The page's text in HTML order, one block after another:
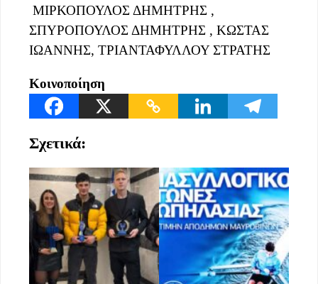
ΜΙΡΚΟΠΟΥΛΟΣ ΔΗΜΗΤΡΗΣ ,
ΣΠΥΡΟΠΟΥΛΟΣ ΔΗΜΗΤΡΗΣ , ΚΩΣΤΑΣ
ΙΩΑΝΝΗΣ, ΤΡΙΑΝΤΑΦΥΛΛΟΥ ΣΤΡΑΤΗΣ
Κοινοποίηση
Σχετικά: